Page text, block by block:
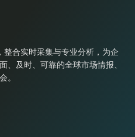
合实时采集与专业分析，为企
、及时、可靠的全球市场情报、
。